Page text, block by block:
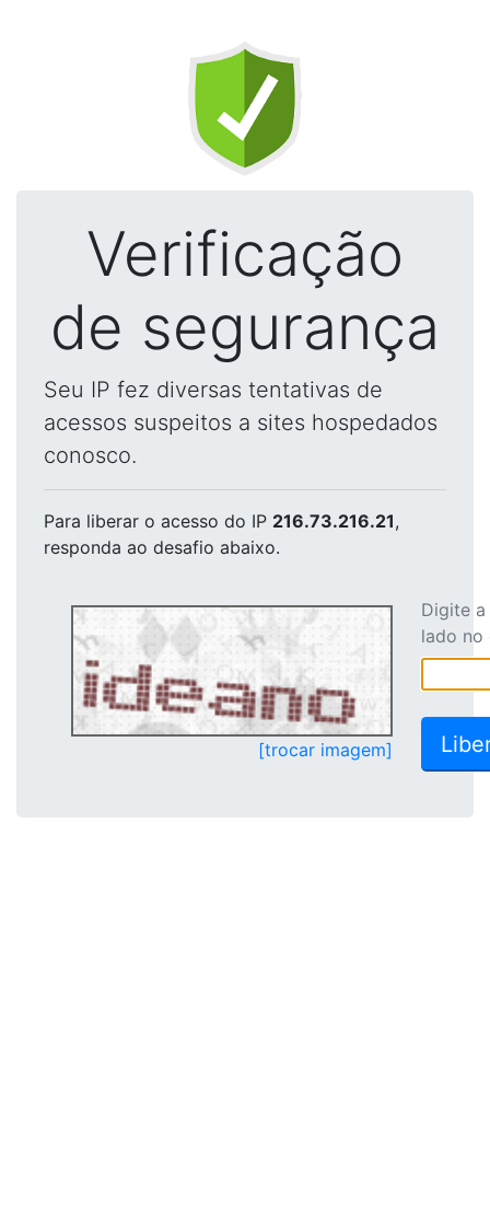
Verificação
de segurança
Seu IP fez diversas tentativas de
acessos suspeitos a sites hospedados
conosco.
Para liberar o acesso do IP 216.73.216.21,
responda ao desafio abaixo.
[trocar imagem]
Digite
lado no